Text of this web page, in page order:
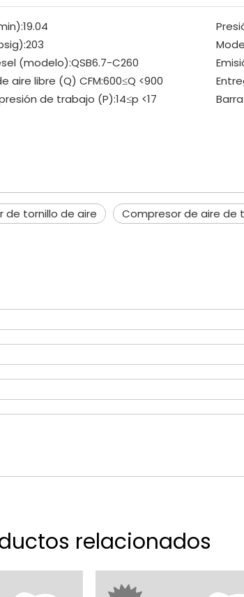
19.04
203
(modelo):QSB6.7-C260
aire libre (Q) CFM:600≤Q <900
de trabajo (P):14≤p <17
de tornillo de aire Compresor de aire de
relacionados